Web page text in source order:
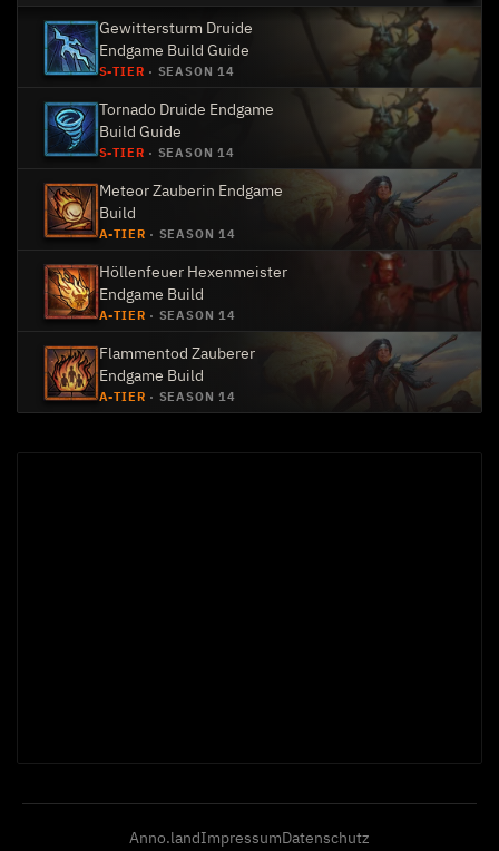
Gewittersturm Druide
Endgame Build Guide
S-TIER · SEASON 14
Tornado Druide Endgame
Build Guide
S-TIER · SEASON 14
Meteor Zauberin Endgame
Build
A-TIER · SEASON 14
Höllenfeuer Hexenmeister
Endgame Build
A-TIER · SEASON 14
Flammentod Zauberer
Endgame Build
A-TIER · SEASON 14
Anno.landImpressumDatenschutz